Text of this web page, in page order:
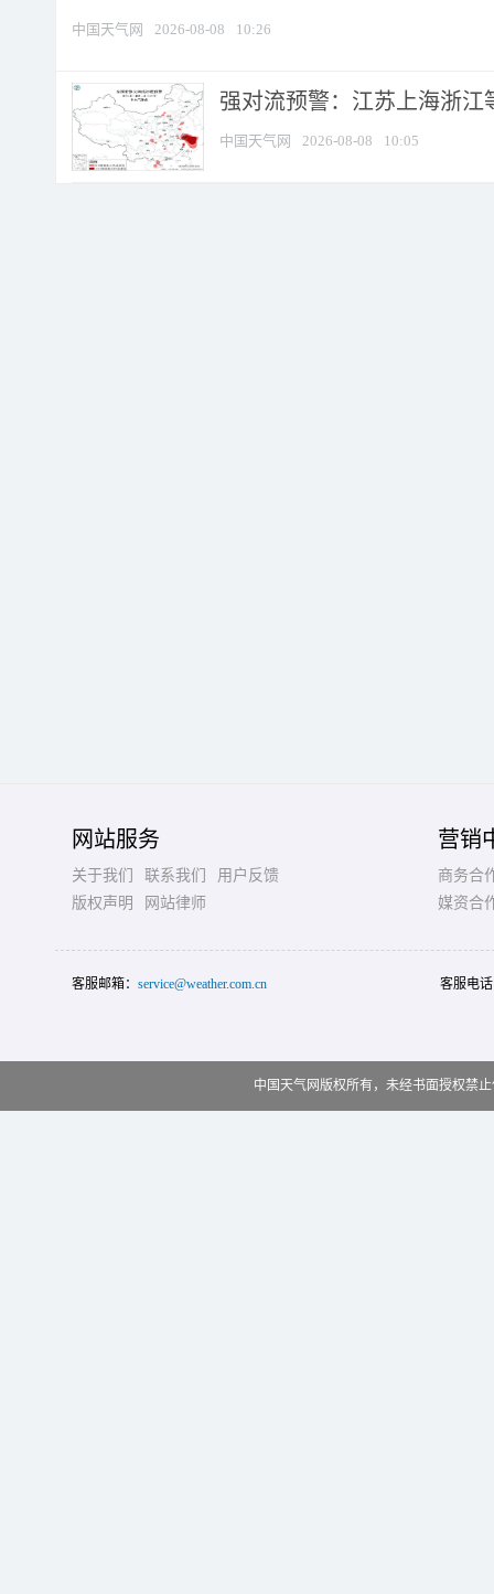
中国天气网 2026-08-08 10:26
强对流预警：江苏上海浙江
中国天气网 2026-08-08 10:05
网站服务
关于我们 联系我们
用户反馈
版权声明
网站律师
营销
商务合
媒资合
客服邮箱： service@weather.com.cn 客服电
中国天气网版权所有，未经书面授权